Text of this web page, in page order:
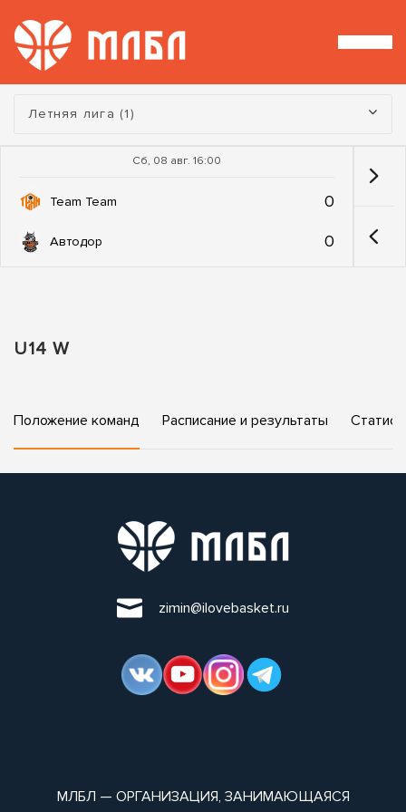
Турнир:
Летняя лига (1)
Сб, 08 авг. 16:00
Team Team 0
Автодор 0
U14 W
Положение команд Расписание и результаты
zimin@ilovebasket.ru
МЛБЛ — ОРГАНИЗАЦИЯ, ЗАНИМАЮЩАЯСЯ